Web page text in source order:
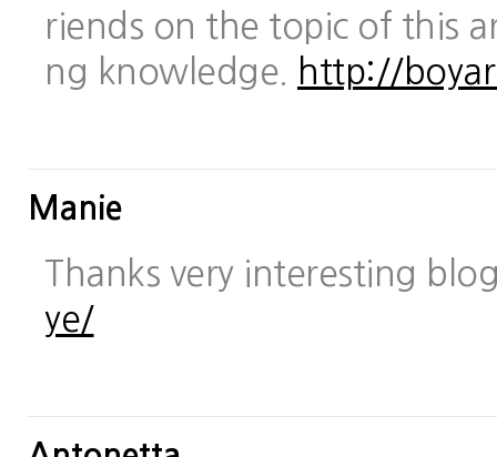
riends on the topic of this
ng knowledge.
http://
Manie
Thanks very interesting
ye/